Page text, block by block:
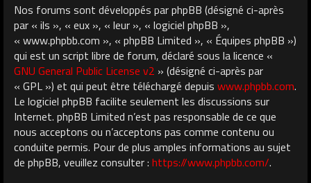
Nos forums sont développés par phpBB (désigné ci-après
par « ils », « eux », « leur », « logiciel phpBB »,
« www.phpbb.com », « phpBB Limited », « Équipes phpBB »)
qui est un script libre de forum, déclaré sous la licence «
GNU General Public License v2 » (désigné ci-après par
« GPL ») et qui peut être téléchargé depuis www.phpbb.com.
Le logiciel phpBB facilite seulement les discussions sur
Internet. phpBB Limited n’est pas responsable de ce que
nous acceptons ou n’acceptons pas comme contenu ou
conduite permis. Pour de plus amples informations au sujet
de phpBB, veuillez consulter : https://www.phpbb.com/.